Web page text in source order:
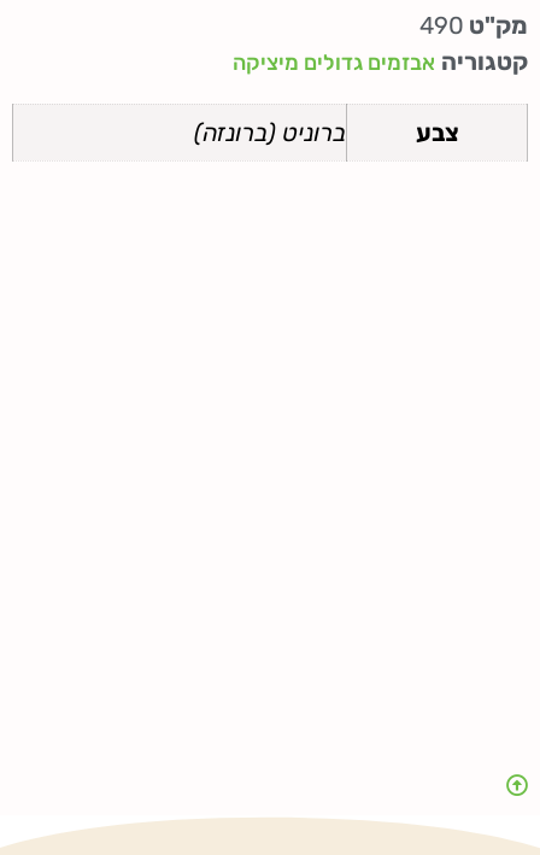
מק"ט 490
קטגוריה אבזמים גדולים מיציקה
צבע ברוניט (ברונזה)